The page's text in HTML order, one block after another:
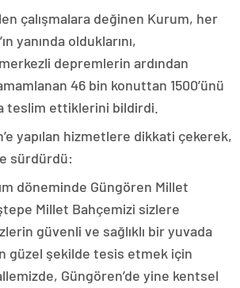
çalışmalara değinen Kurum, her
yanında olduklarını,
depremlerin ardından
46 bin konuttan 1500’ünü
teslim ettiklerini bildirdi.
yapılan hizmetlere dikkati çekerek,
sürdürdü:
döneminde Güngören Millet
Millet Bahçemizi sizlere
güvenli ve sağlıklı bir yuvada
güzel şekilde tesis etmek için
Güngören’de yine kentsel